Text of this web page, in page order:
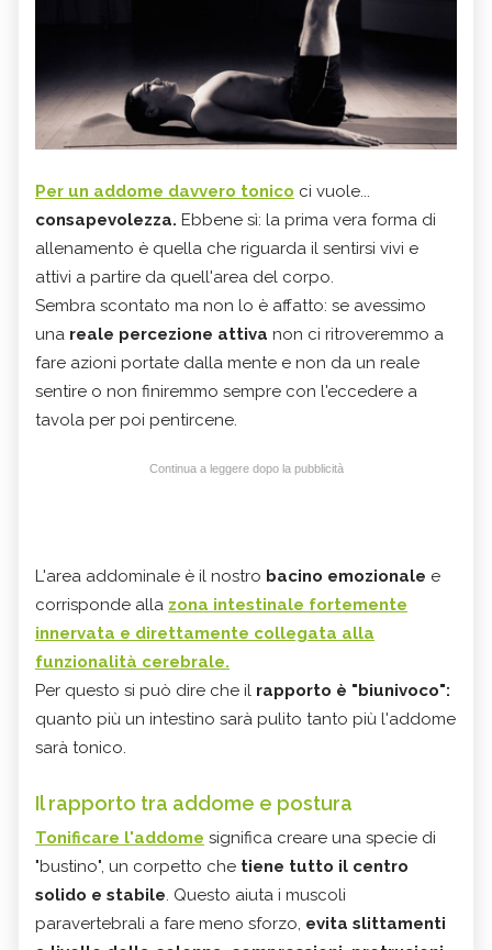
Per un addome davvero tonico ci vuole...
consapevolezza. Ebbene sì: la prima vera forma di
allenamento è quella che riguarda il sentirsi vivi e
attivi a partire da quell'area del corpo.
Sembra scontato ma non lo è affatto: se avessimo
una reale percezione attiva non ci ritroveremmo a
fare azioni portate dalla mente e non da un reale
sentire o non finiremmo sempre con l'eccedere a
tavola per poi pentircene.
Continua a leggere dopo la pubblicità
L'area addominale è il nostro bacino emozionale e
corrisponde alla zona intestinale fortemente
innervata e direttamente collegata alla
funzionalità cerebrale.
Per questo si può dire che il rapporto è "biunivoco":
quanto più un intestino sarà pulito tanto più l'addome
sarà tonico.
Il rapporto tra addome e postura
Tonificare l'addome significa creare una specie di
"bustino", un corpetto che tiene tutto il centro
solido e stabile. Questo aiuta i muscoli
paravertebrali a fare meno sforzo, evita slittamenti